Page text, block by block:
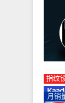
指纹
月销